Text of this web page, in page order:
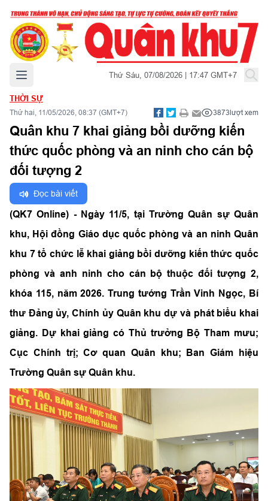
Mở menu chính Thứ Sáu, 07/08/2026 | 17:47 GMT+7
THỜI SỰ
Thứ hai, 11/05/2026, 08:37 (GMT+7) 3873lượt xem
Quân khu 7 khai giảng bồi dưỡng kiến
thức quốc phòng và an ninh cho cán bộ
đối tượng 2
Đọc bài viết
(QK7 Online) - Ngày 11/5, tại Trường Quân sự Quân
khu, Hội đồng Giáo dục quốc phòng và an ninh Quân
khu 7 tổ chức lễ khai giảng bồi dưỡng kiến thức quốc
phòng và anh ninh cho cán bộ thuộc đối tượng 2,
khóa 115, năm 2026. Trung tướng Trần Vinh Ngọc, Bí
thư Đảng ủy, Chính ủy Quân khu dự và phát biểu khai
giảng. Dự khai giảng có Thủ trưởng Bộ Tham mưu;
Cục Chính trị; Cơ quan Quân khu; Ban Giám hiệu
Trường Quân sự Quân khu.